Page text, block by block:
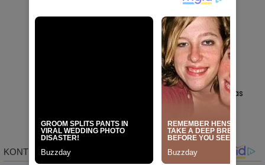
Resmikan Jalan Bersih dan Kagum
Agustus 9, 2026
Fashion Wastra Glamour di Sidrap,
Syaharuddin Alrif: Tradisi Lokal Naik Kelas
dengan Sentuhan Modern
SIDRAP Agustus 9, 2026